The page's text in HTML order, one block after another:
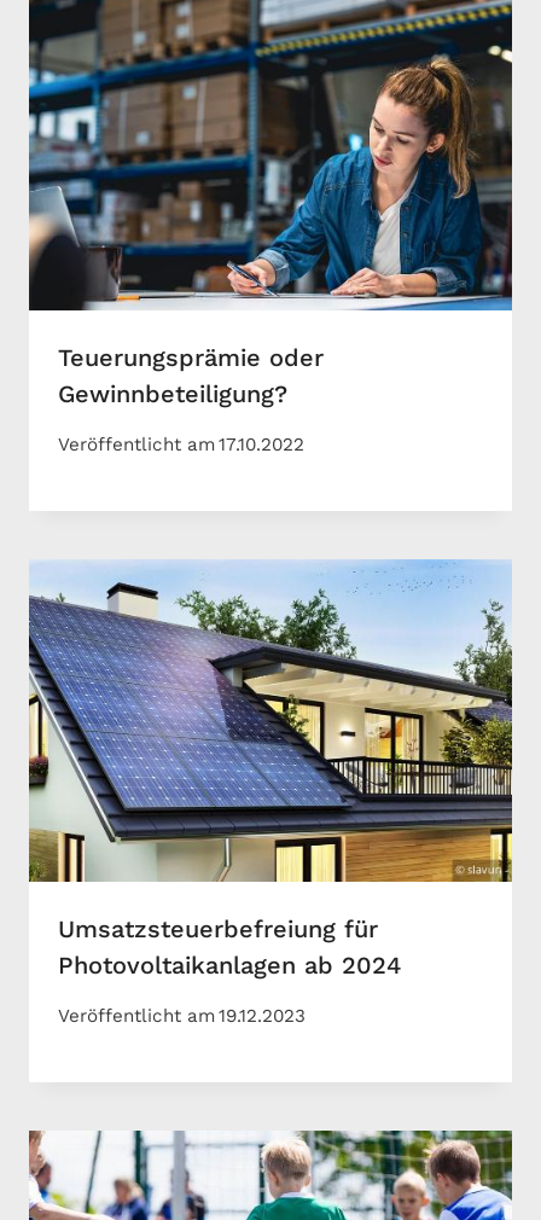
Teuerungsprämie oder
Gewinnbeteiligung?
Veröffentlicht am17.10.2022
Umsatzsteuerbefreiung für
Photovoltaikanlagen ab 2024
Veröffentlicht am19.12.2023